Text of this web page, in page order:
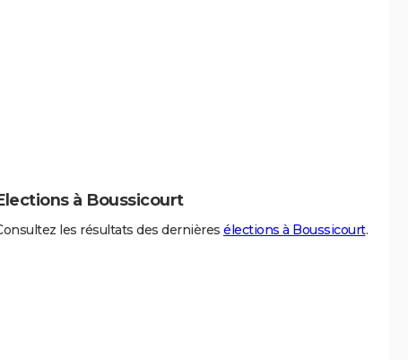
à Boussicourt
les résultats des dernières élections à Boussicourt.